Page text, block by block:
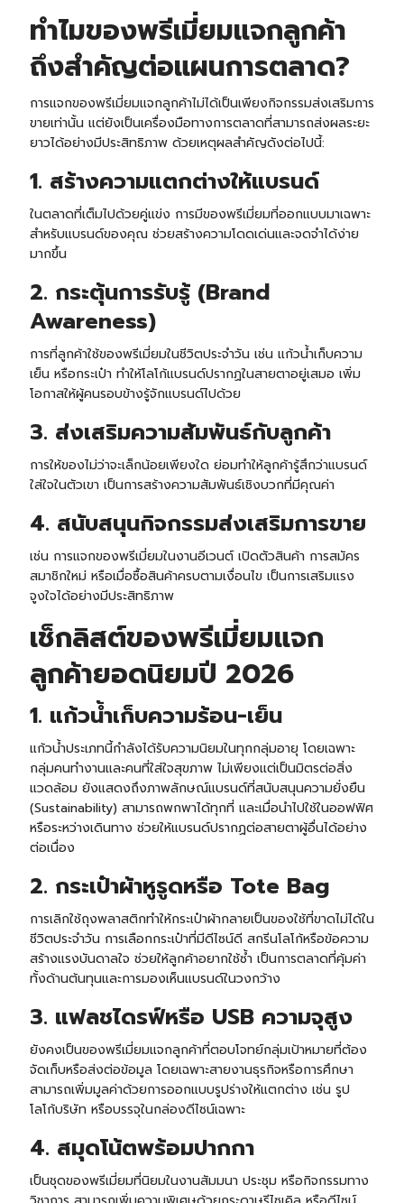
ทำไมของพรีเมี่ยมแจกลูกค้า
ถึงสำคัญต่อแผนการตลาด?
การแจกของพรีเมี่ยมแจกลูกค้าไม่ได้เป็นเพียงกิจกรรมส่งเสริมการ
ขายเท่านั้น แต่ยังเป็นเครื่องมือทางการตลาดที่สามารถส่งผลระยะ
ยาวได้อย่างมีประสิทธิภาพ ด้วยเหตุผลสำคัญดังต่อไปนี้:
1. สร้างความแตกต่างให้แบรนด์
ในตลาดที่เต็มไปด้วยคู่แข่ง การมีของพรีเมี่ยมที่ออกแบบมาเฉพาะ
สำหรับแบรนด์ของคุณ ช่วยสร้างความโดดเด่นและจดจำได้ง่าย
มากขึ้น
2. กระตุ้นการรับรู้ (Brand
Awareness)
การที่ลูกค้าใช้ของพรีเมี่ยมในชีวิตประจำวัน เช่น แก้วน้ำเก็บความ
เย็น หรือกระเป๋า ทำให้โลโก้แบรนด์ปรากฏในสายตาอยู่เสมอ เพิ่ม
โอกาสให้ผู้คนรอบข้างรู้จักแบรนด์ไปด้วย
3. ส่งเสริมความสัมพันธ์กับลูกค้า
การให้ของไม่ว่าจะเล็กน้อยเพียงใด ย่อมทำให้ลูกค้ารู้สึกว่าแบรนด์
ใส่ใจในตัวเขา เป็นการสร้างความสัมพันธ์เชิงบวกที่มีคุณค่า
4. สนับสนุนกิจกรรมส่งเสริมการขาย
เช่น การแจกของพรีเมี่ยมในงานอีเวนต์ เปิดตัวสินค้า การสมัคร
สมาชิกใหม่ หรือเมื่อซื้อสินค้าครบตามเงื่อนไข เป็นการเสริมแรง
จูงใจได้อย่างมีประสิทธิภาพ
เช็กลิสต์ของพรีเมี่ยมแจก
ลูกค้ายอดนิยมปี 2026
1. แก้วน้ำเก็บความร้อน-เย็น
แก้วน้ำประเภทนี้กำลังได้รับความนิยมในทุกกลุ่มอายุ โดยเฉพาะ
กลุ่มคนทำงานและคนที่ใส่ใจสุขภาพ ไม่เพียงแต่เป็นมิตรต่อสิ่ง
แวดล้อม ยังแสดงถึงภาพลักษณ์แบรนด์ที่สนับสนุนความยั่งยืน
(Sustainability) สามารถพกพาได้ทุกที่ และเมื่อนำไปใช้ในออฟฟิศ
หรือระหว่างเดินทาง ช่วยให้แบรนด์ปรากฏต่อสายตาผู้อื่นได้อย่าง
ต่อเนื่อง
2. กระเป๋าผ้าหูรูดหรือ Tote Bag
การเลิกใช้ถุงพลาสติกทำให้กระเป๋าผ้ากลายเป็นของใช้ที่ขาดไม่ได้ใน
ชีวิตประจำวัน การเลือกกระเป๋าที่มีดีไซน์ดี สกรีนโลโก้หรือข้อความ
สร้างแรงบันดาลใจ ช่วยให้ลูกค้าอยากใช้ซ้ำ เป็นการตลาดที่คุ้มค่า
ทั้งด้านต้นทุนและการมองเห็นแบรนด์ในวงกว้าง
3. แฟลชไดรฟ์หรือ USB ความจุสูง
ยังคงเป็นของพรีเมี่ยมแจกลูกค้าที่ตอบโจทย์กลุ่มเป้าหมายที่ต้อง
จัดเก็บหรือส่งต่อข้อมูล โดยเฉพาะสายงานธุรกิจหรือการศึกษา
สามารถเพิ่มมูลค่าด้วยการออกแบบรูปร่างให้แตกต่าง เช่น รูป
โลโก้บริษัท หรือบรรจุในกล่องดีไซน์เฉพาะ
4. สมุดโน้ตพร้อมปากกา
เป็นชุดของพรีเมี่ยมที่นิยมในงานสัมมนา ประชุม หรือกิจกรรมทาง